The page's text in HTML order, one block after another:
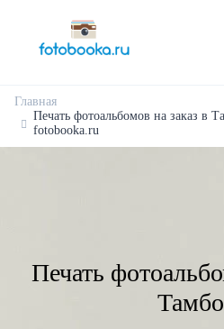
Главная
Печать фотоальбомов на заказ в
fotobooka.ru
Печать